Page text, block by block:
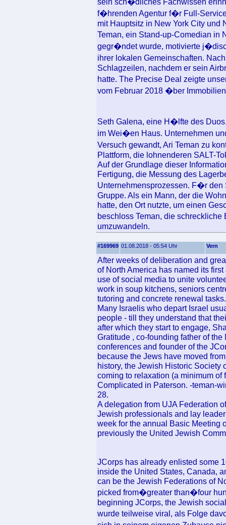
f�hrenden Agentur f�r Full-
mit Hauptsitz in New York City und
Teman, ein Stand-up-Comedian in
gegr�ndet wurde, motivierte
ihrer lokalen Gemeinschaften.
Schlagzeilen, nachdem er sein
hatte. The Precise Deal zeigte
vom Februar 2018 �ber
Seth Galena, eine H�lfte des
im Wei�en Haus. Unternehmen
Versuch gewandt, Ari Teman zu
Plattform, die lohnenderen SALT-
Auf der Grundlage dieser
Fertigung, die Messung des
Unternehmensprozessen. F�r
Gruppe. Als ein Mann, der die
hatte, den Ort nutzte, um einen
beschloss Teman, die
umzuwandeln.
#169969 01.08.2018 - 05:54 Uhr Vern
After weeks of deliberation and
of North America has named its
use of social media to unite
work in soup kitchens, seniors
tutoring and concrete renewal tasks.
Many Israelis who depart Israel
people - till they understand that
after which they start to engage,
Gratitude , co-founding father of
conferences and founder of the
because the Jews have moved
history, the Jewish Historic Society
coming to relaxation (a minimum of
Complicated in Paterson. -teman-
28.
A delegation from UJA Federation
Jewish professionals and lay
week for the annual Basic Meeting
previously the United Jewish
JCorps has already enlisted some
inside the United States, Canada,
can be the Jewish Federations of
picked from�greater than�four
beginning JCorps, the Jewish
wurde teilweise viral, als Folge